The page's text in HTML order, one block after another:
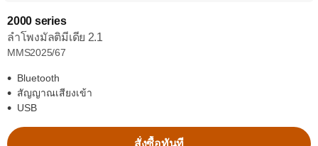
2000 series
ลำโพงมัลติมีเดีย 2.1
MMS2025/67
Bluetooth
สัญญาณเสียงเข้า
USB
สั่งซื้อทันที